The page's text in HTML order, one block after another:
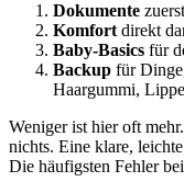
Dokumente
Komfort direkt
Baby-Basics für
Backup für
Haargummi,
Weniger ist hier oft
nichts. Eine klare,
Die häufigsten Fehler